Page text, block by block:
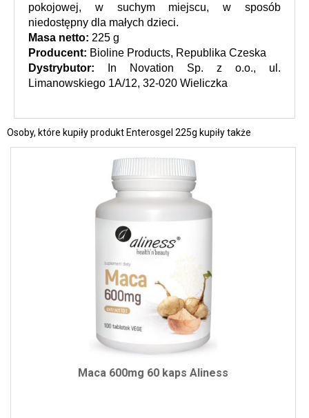
pokojowej, w suchym miejscu, w sposób
niedostępny dla małych dzieci.
Masa netto: 225 g
Producent: Bioline Products, Republika Czeska
Dystrybutor: In Novation Sp. z o.o., ul.
Limanowskiego 1A/12, 32-020 Wieliczka
Osoby, które kupiły produkt Enterosgel 225g kupiły także
Maca 600mg 60 kaps Aliness